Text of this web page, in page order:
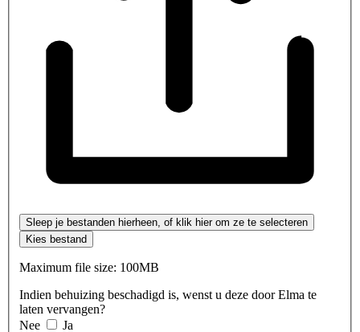
Sleep je bestanden hierheen, of klik hier om ze te selecteren
Kies bestand
Maximum file size: 100MB
Indien behuizing beschadigd is, wenst u deze door Elma te
laten vervangen?
Nee
Ja